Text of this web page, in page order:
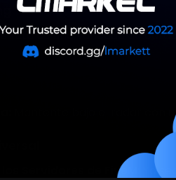
de una variedad de
Mantente bajo el radar con
Servidores de FiveM:
Ya